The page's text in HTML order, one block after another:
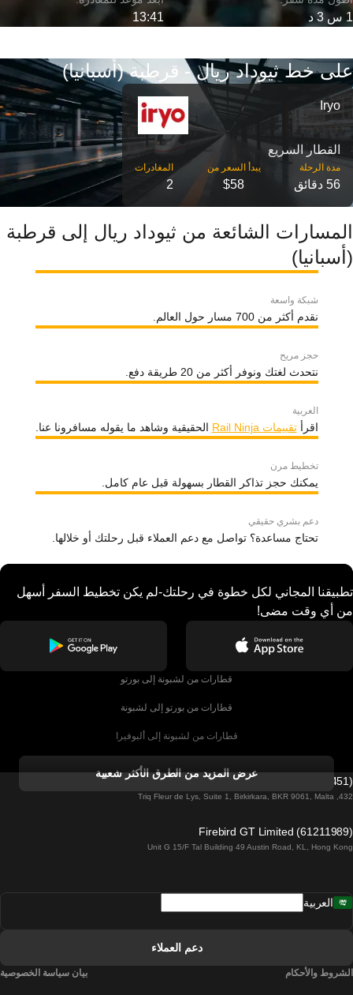
1 س 3 د 13:41
على خط ثيوداد ريال - قرطبة (أسبانيا)
Iryo
القطار السريع
مدة الرحلة
56 دقائق
‎يبدأ السعر من
$58
2
المسارات الشائعة من ثيوداد ريال إلى قرطبة
(أسبانيا)
شبكة واسعة
نقدم أكثر من 700 مسار حول العالم.
حجز مريح
نتحدث لغتك ونوفر أكثر من 20 طريقة دفع.
العربية
اقرأتقييمات Rail Ninja الحقيقية وشاهد ما يقوله مسافرونا عنا.
تخطيط مرن
يمكنك حجز تذاكر القطار بسهولة قبل عام كامل.
دعم بشري حقيقي
تحتاج مساعدة؟ تواصل مع دعم العملاء قبل رحلتك أو خلالها.
تطبيقنا المجاني لكل خطوة في رحلتك-لم يكن تخطيط السفر أسهل
من أي وقت مضى!
قطارات من لشبونة إلى بورتو
قطارات من بورتو إلى لشبونة
قطارات من لشبونة إلى ألبوفيرا
قطارات من ألبوفيرا إلى لشبونة
قطارات من لشبونة إلى لاغوس
قطارات من لشبونة إلى مدريد
عرض المزيد من الطرق الأكثر شعبية
Firebird GT Limited (OC 1451)
432, Triq Fleur de Lys, Suite 1, Birkirkara, BKR 9061, Malta
Firebird GT Limited (61211989)
Unit G 15/F Tal Building 49 Austin Road, KL, Hong Kong
العربية
دعم العملاء
الشروط والأحكام بيان سياسة الخصوصية